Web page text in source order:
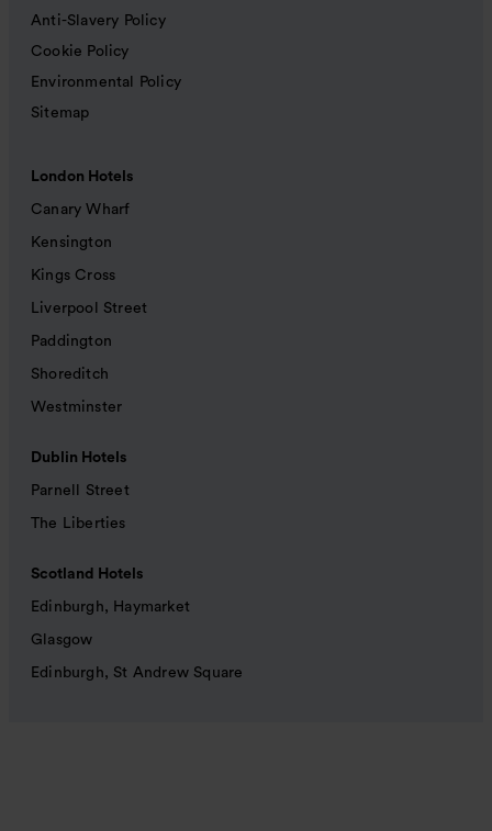
Anti-Slavery Policy
Cookie Policy
Environmental Policy
Sitemap
London Hotels
Canary Wharf
Kensington
Kings Cross
Liverpool Street
Paddington
Shoreditch
Westminster
Dublin Hotels
Parnell Street
The Liberties
Scotland Hotels
Edinburgh, Haymarket
Glasgow
Edinburgh, St Andrew Square